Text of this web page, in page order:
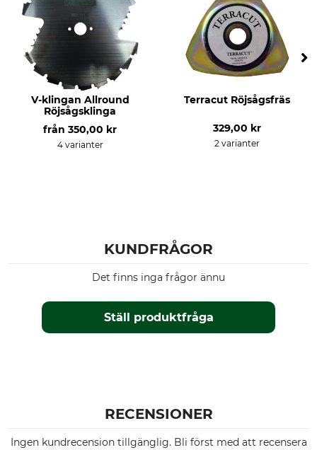
V-klingan Allround
Röjsågsklinga
från 350,00 kr
4 varianter
Terracut Röjsågsfräs
329,00 kr
2 varianter
KUNDFRÅGOR
Ställ produktfråga
Det finns inga frågor ännu
RECENSIONER
Ingen kundrecension tillgänglig. Bli först med att recensera